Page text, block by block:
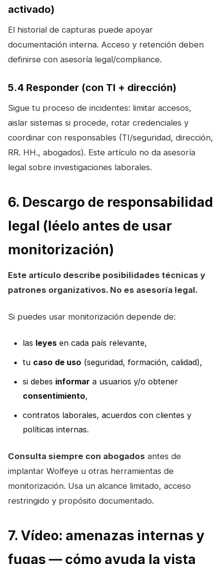
activado)
El historial de capturas puede apoyar
documentación interna. Acceso y retención deben
definirse con asesoría legal/compliance.
5.4 Responder (con TI + dirección)
Sigue tu proceso de incidentes: limitar accesos,
aislar sistemas si procede, rotar credenciales y
coordinar con responsables (TI/seguridad, dirección,
RR. HH., abogados). Este artículo no da asesoría
legal sobre investigaciones laborales.
6. Descargo de responsabilidad
legal (léelo antes de usar
monitorización)
Este artículo describe posibilidades técnicas y
patrones organizativos. No es asesoría legal.
Si puedes usar monitorización depende de:
las leyes en cada país relevante,
tu caso de uso (seguridad, formación, calidad),
si debes informar a usuarios y/o obtener
consentimiento,
contratos laborales, acuerdos con clientes y
políticas internas.
Consulta siempre con abogados antes de
implantar Wolfeye u otras herramientas de
monitorización. Usa un alcance limitado, acceso
restringido y propósito documentado.
7. Vídeo: amenazas internas y
fugas — cómo ayuda la vista